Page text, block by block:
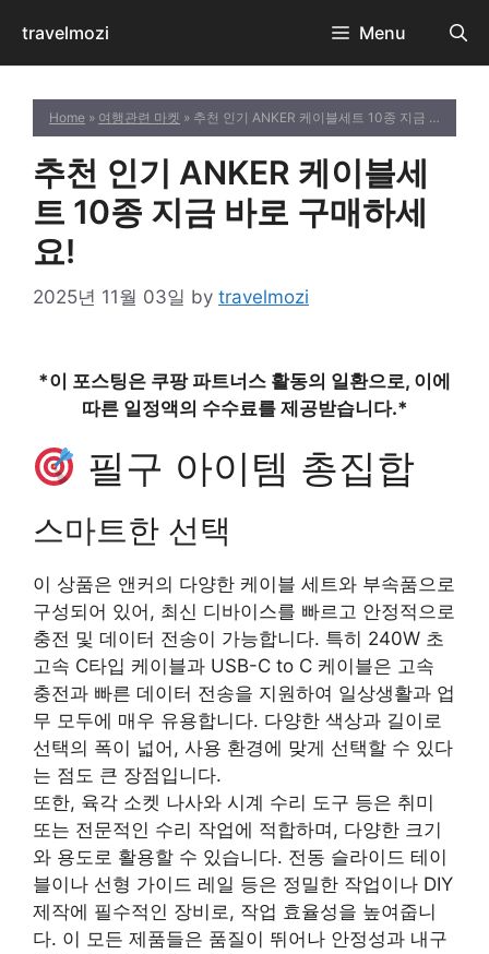
content
travelmozi Menu
Home » 여행관련 마켓 » 추천 인기 ANKER 케이블세트 10종 지금 바로 구매하세요!
추천 인기 ANKER 케이블세
트 10종 지금 바로 구매하세
요!
2025년 11월 03일 by travelmozi
*이 포스팅은 쿠팡 파트너스 활동의 일환으로, 이에
따른 일정액의 수수료를 제공받습니다.*
필구 아이템 총집합
스마트한 선택
이 상품은 앤커의 다양한 케이블 세트와 부속품으로
구성되어 있어, 최신 디바이스를 빠르고 안정적으로
충전 및 데이터 전송이 가능합니다. 특히 240W 초
고속 C타입 케이블과 USB-C to C 케이블은 고속
충전과 빠른 데이터 전송을 지원하여 일상생활과 업
무 모두에 매우 유용합니다. 다양한 색상과 길이로
선택의 폭이 넓어, 사용 환경에 맞게 선택할 수 있다
는 점도 큰 장점입니다.
또한, 육각 소켓 나사와 시계 수리 도구 등은 취미
또는 전문적인 수리 작업에 적합하며, 다양한 크기
와 용도로 활용할 수 있습니다. 전동 슬라이드 테이
블이나 선형 가이드 레일 등은 정밀한 작업이나 DIY
제작에 필수적인 장비로, 작업 효율성을 높여줍니
다. 이 모든 제품들은 품질이 뛰어나 안정성과 내구